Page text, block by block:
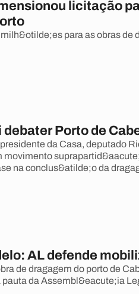
licitação
para as obras de
Porto de
da Casa, deputado
movimento
na conclus&atilde;o da
AL defende
de dragagem do porto de
da Assembl&eacute;ia